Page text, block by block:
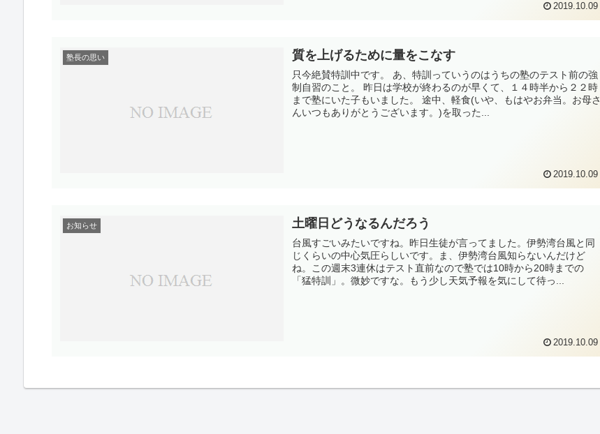
2019.10.09
塾長の思い 質を上げるために量をこなす
只今絶賛特訓中です。 あ、特訓っていうのはうちの塾のテスト前の強
制自習のこと。 昨日は学校が終わるのが早くて、１４時半から２２時
まで塾にいた子もいました。 途中、軽食(いや、もはやお弁当。お母さ
んいつもありがとうございます。)を取った...
2019.10.09
お知らせ 土曜日どうなるんだろう
台風すごいみたいですね。昨日生徒が言ってました。伊勢湾台風と同
じくらいの中心気圧らしいです。ま、伊勢湾台風知らないんだけど
ね。この週末3連休はテスト直前なので塾では10時から20時までの
「猛特訓」。微妙ですな。もう少し天気予報を気にして待っ...
2019.10.09